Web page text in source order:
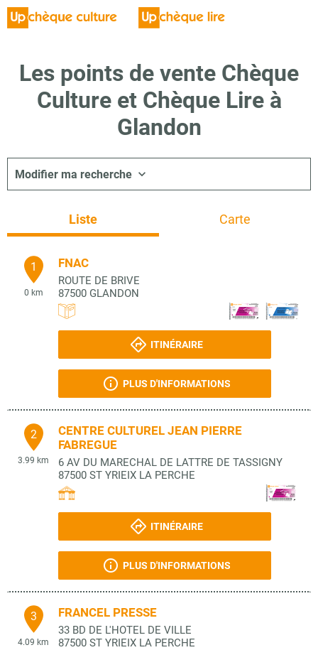
Les points de vente Chèque
Culture et Chèque Lire à
Glandon
Modifier ma recherche
Liste Carte
1
0 km
FNAC
ROUTE DE BRIVE
87500 GLANDON
ITINÉRAIRE
PLUS D'INFORMATIONS
2
3.99 km
CENTRE CULTUREL JEAN PIERRE
FABREGUE
6 AV DU MARECHAL DE LATTRE DE TASSIGNY
87500 ST YRIEIX LA PERCHE
ITINÉRAIRE
PLUS D'INFORMATIONS
3
4.09 km
FRANCEL PRESSE
33 BD DE L'HOTEL DE VILLE
87500 ST YRIEIX LA PERCHE